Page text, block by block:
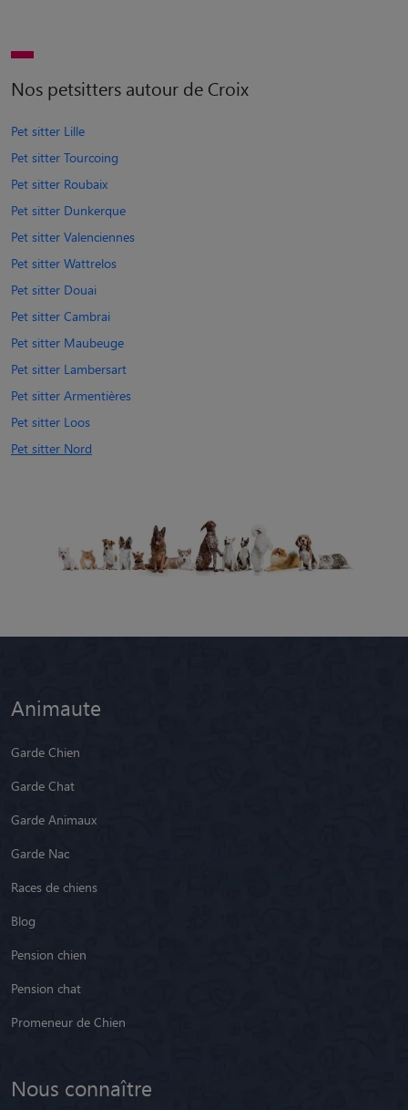
Nos petsitters autour de Croix
Pet sitter Lille
Pet sitter Tourcoing
Pet sitter Roubaix
Pet sitter Dunkerque
Pet sitter Valenciennes
Pet sitter Wattrelos
Pet sitter Douai
Pet sitter Cambrai
Pet sitter Maubeuge
Pet sitter Lambersart
Pet sitter Armentières
Pet sitter Loos
Pet sitter Nord
Animaute
Garde Chien
Garde Chat
Garde Animaux
Garde Nac
Races de chiens
Blog
Pension chien
Pension chat
Promeneur de Chien
Nous connaître